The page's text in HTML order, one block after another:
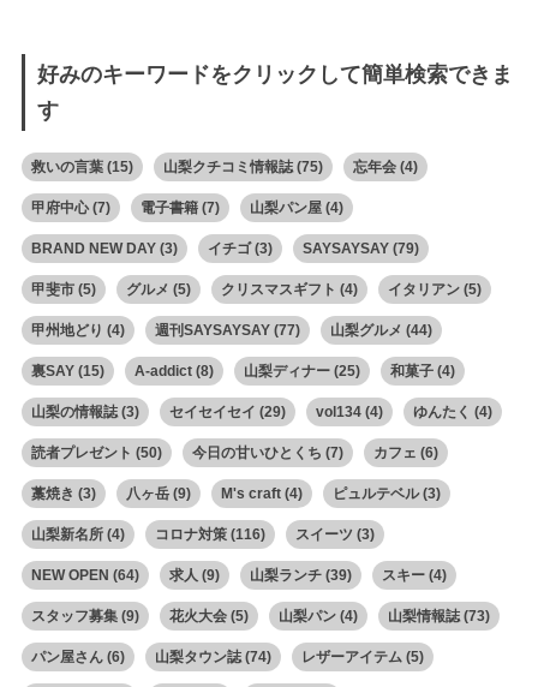
好みのキーワードをクリックして簡単検索できま
す
救いの言葉(15) 山梨クチコミ情報誌(75) 忘年会(4)
甲府中心(7) 電子書籍(7) 山梨パン屋(4)
BRAND NEW DAY(3) イチゴ(3) SAYSAYSAY(79)
甲斐市(5) グルメ (5) クリスマスギフト (4) イタリアン(5)
甲州地どり (4) 週刊SAYSAYSAY(77) 山梨グルメ (44)
裏SAY(15) A-addict(8) 山梨ディナー(25) 和菓子(4)
山梨の情報誌(3) セイセイセイ (29) vol134(4) ゆんたく (4)
読者プレゼント (50) 今日の甘いひとくち (7) カフェ (6)
藁焼き (3) 八ヶ岳(9) M's craft(4) ピュルテベル(3)
山梨新名所(4) コロナ対策(116) スイーツ (3)
NEW OPEN (64) 求人 (9) 山梨ランチ(39) スキー(4)
スタッフ募集(9) 花火大会(5) 山梨パン(4) 山梨情報誌(73)
パン屋さん(6) 山梨タウン誌(74) レザーアイテム(5)